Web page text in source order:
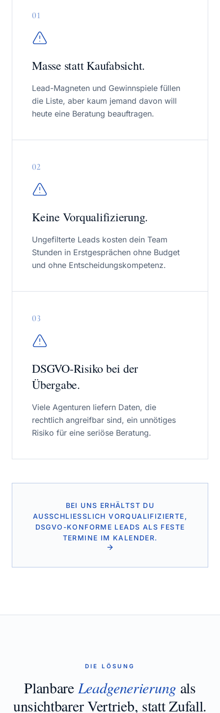
01
Masse statt Kaufabsicht.
Lead-Magneten und Gewinnspiele füllen
die Liste, aber kaum jemand davon will
heute eine Beratung beauftragen.
02
Keine Vorqualifizierung.
Ungefilterte Leads kosten dein Team
Stunden in Erstgesprächen ohne Budget
und ohne Entscheidungskompetenz.
03
DSGVO-Risiko bei der
Übergabe.
Viele Agenturen liefern Daten, die
rechtlich angreifbar sind, ein unnötiges
Risiko für eine seriöse Beratung.
BEI UNS ERHÄLTST DU
AUSSCHLIESSLICH VORQUALIFIZIERTE, D
SGVO-KONFORME LEADS ALS FESTE T
ERMINE IM KALENDER.
DIE LÖSUNG
PlanbareLeadgenerierung als
unsichtbarer Vertrieb, statt Zufall.